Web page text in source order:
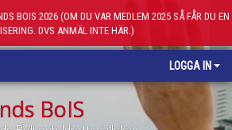
BOIS 2026 (OM DU VAR MEDLEM 2025 SÅ FÅR DU EN
DVS ANMÄL INTE HÄR.)
LOGGA IN
BoIS